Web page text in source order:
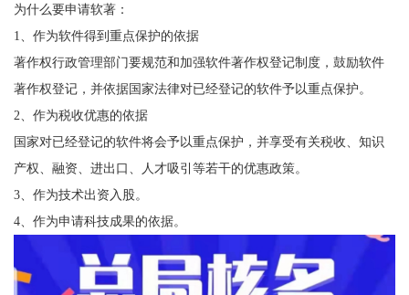
为什么要申请软著：
1、作为软件得到重点保护的依据
著作权行政管理部门要规范和加强软件著作权登记制度，鼓励软件
著作权登记，并依据国家法律对已经登记的软件予以重点保护。
2、作为税收优惠的依据
国家对已经登记的软件将会予以重点保护，并享受有关税收、知识
产权、融资、进出口、人才吸引等若干的优惠政策。
3、作为技术出资入股。
4、作为申请科技成果的依据。